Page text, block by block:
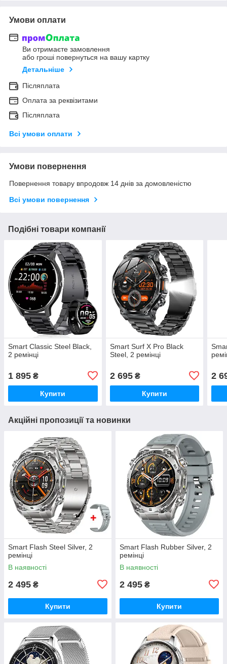
Умови оплати
Ви отримаєте замовлення
або гроші повернуться на вашу картку
Детальніше
Післяплата
Оплата за реквізитами
Післяплата
Всі умови оплати
Умови повернення
Повернення товару впродовж 14 днів за домовленістю
Всі умови повернення
Подібні товари компанії
Smart Classic Steel Black,
2 ремінці
1 895 ₴
Купити
Smart Surf X Pro Black
Steel, 2 ремінці
2 695₴
Купити
2
Акційні пропозиції та новинки
Smart Flash Steel Silver, 2
ремінці
В наявності
2 495 ₴
Купити
Smart Flash Rubber Silver, 2
ремінці
В наявності
2 495 ₴
Купити